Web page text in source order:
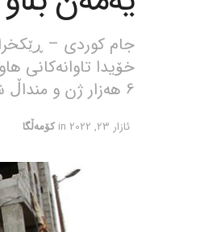
جام کوردی –
خۆیدا تاوانەکانی
6 هەزار ژن و منداڵ شەهید و زیاتر لە 6 هەزار کەسی دیکەش بریندار بوون.
ئازار 23, 2022 in کۆمەڵگا